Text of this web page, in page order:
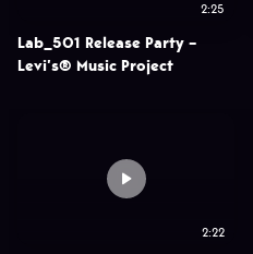
2:25
Lab_501 Release Party –
Levi’s® Music Project
2:22